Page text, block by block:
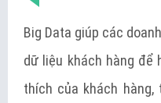
Big Data giúp các
dữ liệu khách hàng để
thích của khách